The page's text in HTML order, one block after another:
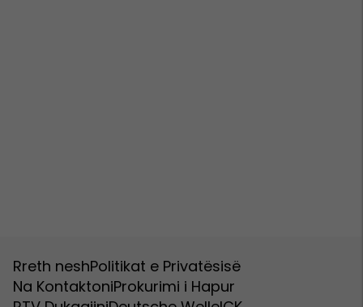
Rreth neshPolitikat e Privatësisë
Na KontaktoniProkurimi i Hapur